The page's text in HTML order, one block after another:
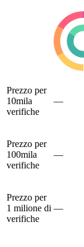
Prezzo per
10mila
verifiche
—
Prezzo per
100mila
verifiche
—
Prezzo per
1 milione di
verifiche
—